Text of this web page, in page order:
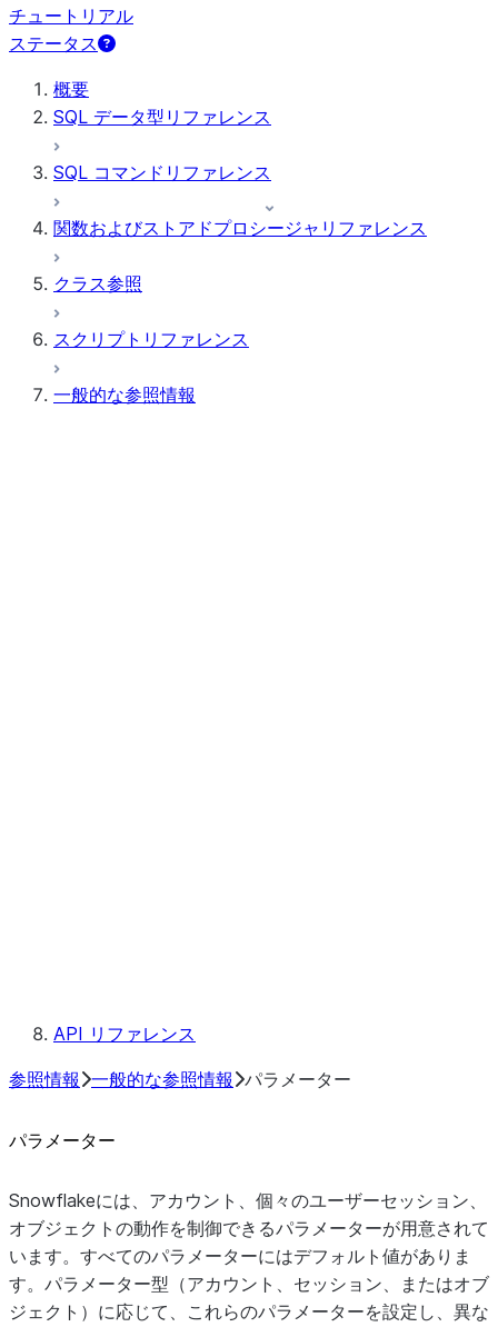
チュートリアル
ステータス
概要
SQL データ型リファレンス
SQL コマンドリファレンス
関数およびストアドプロシージャリファレンス
クラス参照
スクリプトリファレンス
一般的な参照情報
API リファレンス
参照情報 一般的な参照情報 パラメーター
パラメーター
Snowflakeには、アカウント、個々のユーザーセッション、
オブジェクトの動作を制御できるパラメーターが用意されて
います。すべてのパラメーターにはデフォルト値がありま
す。パラメーター型（アカウント、セッション、またはオブ
ジェクト）に応じて、これらのパラメーターを設定し、異な